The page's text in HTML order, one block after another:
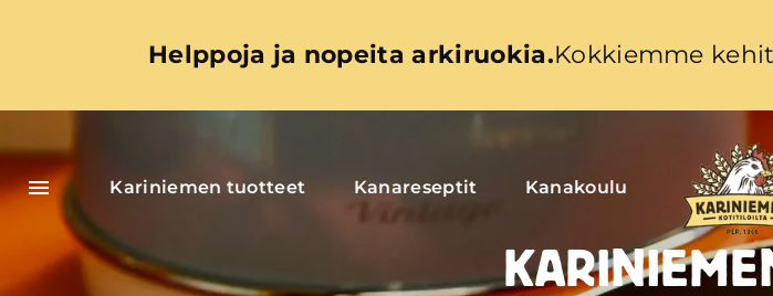
Helppoja ja nopeita arkiruokia.Kokkiemme
Kariniemen tuotteet Kanareseptit Kanakoulu